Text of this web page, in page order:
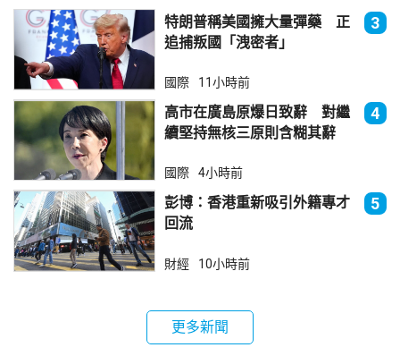
特朗普稱美國擁大量彈藥 正
追捕叛國「洩密者」
3
國際 11小時前
高市在廣島原爆日致辭 對繼
續堅持無核三原則含糊其辭
4
國際 4小時前
彭博：香港重新吸引外籍專才
回流
5
財經 10小時前
更多新聞